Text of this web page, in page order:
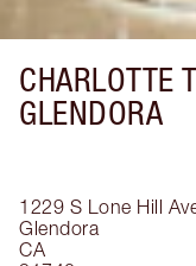
CHARLOTTE
GLENDORA
1229 S Lone Hill
Glendora
CA